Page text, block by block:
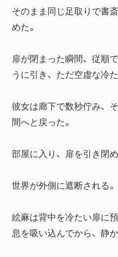
そのまま同じ足取りで書
めた。
扉が閉まった瞬間、従順
うに引き、ただ空虚な冷
彼女は廊下で数秒佇み、
間へと戻った。
部屋に入り、扉を引き閉め
世界が外側に遮断される。
絵麻は背中を冷たい扉に
息を吸い込んでから、静